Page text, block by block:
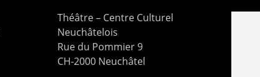
Théâtre – Centre Culturel
Neuchâtelois
Rue du Pommier 9
CH-2000 Neuchâtel